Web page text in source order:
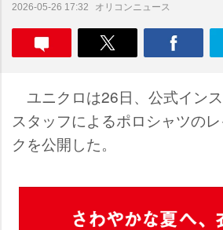
2026-05-26 17:32 オリコンニュース
ユニクロは26日、公式インス
スタッフによるポロシャツの
クを公開した。